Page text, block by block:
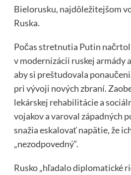
Bielorusku, najdôležitejšom
Ruska.
Počas stretnutia Putin
v modernizácii ruskej armády
aby si preštudovala
pri vývoji nových zbraní.
lekárskej rehabilitácie a
vojakov a varoval západných
snažia eskalovať napätie, že
„nezodpovedný“.
Rusko „hľadalo diplomatické